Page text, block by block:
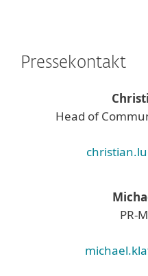
Pressekontakt
Head of
PR-